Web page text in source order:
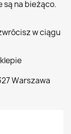
są na bieżąco.
w ciągu
Warszawa